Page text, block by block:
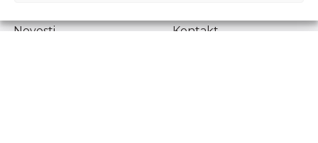
Novosti
Kontakt